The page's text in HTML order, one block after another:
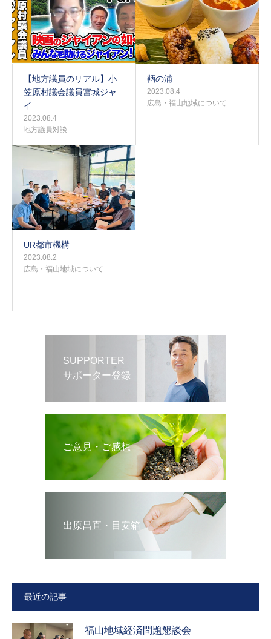
【地方議員のリアル】小
笠原村議会議員宮城ジャ
イ…
2023.08.4
地方議員対談
鞆の浦
2023.08.4
広島・福山地域について
UR都市機構
2023.08.2
広島・福山地域について
SUPPORTER
サポーター登録
ご意見・ご感想
出原昌直・目安箱
最近の記事
福山地域経済問題懇談会